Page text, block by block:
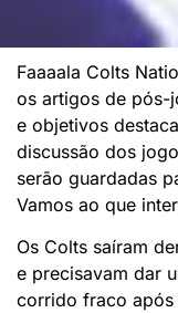
Faaaala Colts
os artigos de pós-
e objetivos
discussão dos
serão guardadas
Vamos ao que
Os Colts saíram
e precisavam dar
corrido fraco após